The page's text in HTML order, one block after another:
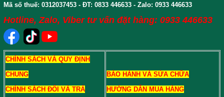
Mã số thuế: 0312037453 - ĐT: 0833 446633 - Zalo: 0933 446633
Hotline, Zalo, Viber tư vấn đặt hàng: 0933 446633
CHÍNH SÁCH VÀ QUY ĐỊNH
CHUNG
CHÍNH SÁCH ĐỔI VÀ TRẢ
BẢO HÀNH VÀ SỬA CHỮA
HƯỚNG DẪN MUA HÀNG